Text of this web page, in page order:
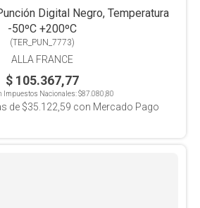
-50ºC +200ºC
(TER_PUN_7773)
ALLA FRANCE
$ 105.367,77
Impuestos Nacionales:$87.080,80
de $35.122,59 con Mercado Pago